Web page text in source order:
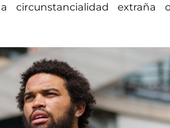
circunstancialidad extraña